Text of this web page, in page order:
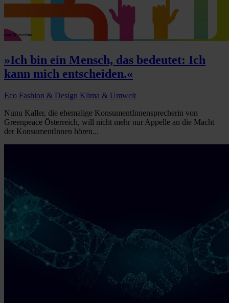
»Ich bin ein Mensch, das bedeutet: Ich
kann mich entscheiden.«
Eco Fashion & Design Klima & Umwelt
Nunu Kaller, die ehemalige KonsumentInnensprecherin von
Greenpeace Österreich, will nicht mehr nur Appelle an die Macht
der KonsumentInnen hören...